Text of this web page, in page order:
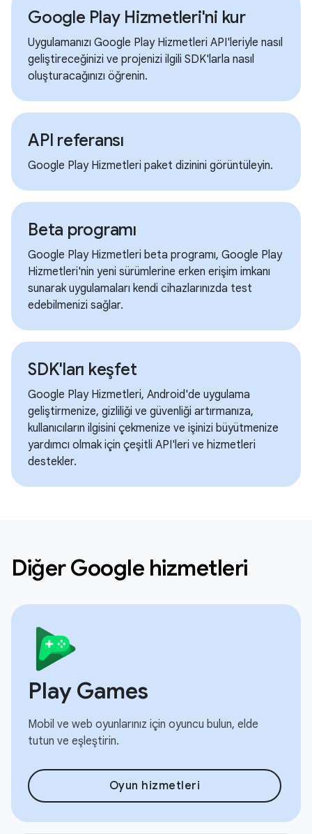
Google Play Hizmetleri'ni kur
Uygulamanızı Google Play Hizmetleri API'leriyle nasıl
geliştireceğinizi ve projenizi ilgili SDK'larla nasıl
oluşturacağınızı öğrenin.
API referansı
Google Play Hizmetleri paket dizinini görüntüleyin.
Beta programı
Google Play Hizmetleri beta programı, Google Play
Hizmetleri'nin yeni sürümlerine erken erişim imkanı
sunarak uygulamaları kendi cihazlarınızda test
edebilmenizi sağlar.
SDK'ları keşfet
Google Play Hizmetleri, Android'de uygulama
geliştirmenize, gizliliği ve güvenliği artırmanıza,
kullanıcıların ilgisini çekmenize ve işinizi büyütmenize
yardımcı olmak için çeşitli API'leri ve hizmetleri
destekler.
Diğer Google hizmetleri
Play Games
Mobil ve web oyunlarınız için oyuncu bulun, elde
tutun ve eşleştirin.
Oyun hizmetleri